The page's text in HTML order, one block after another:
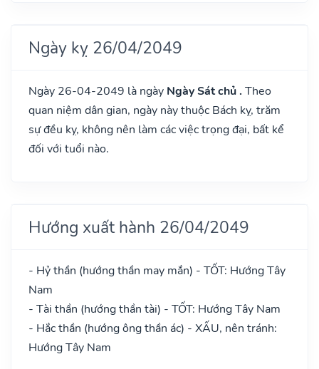
Ngày kỵ 26/04/2049
Ngày 26-04-2049 là ngày Ngày Sát chủ . Theo
quan niệm dân gian, ngày này thuộc Bách kỵ, trăm
sự đều kỵ, không nên làm các việc trọng đại, bất kể
đối với tuổi nào.
Hướng xuất hành 26/04/2049
- Hỷ thần (hướng thần may mắn) - TỐT: Hướng Tây
Nam
- Tài thần (hướng thần tài) - TỐT: Hướng Tây Nam
- Hắc thần (hướng ông thần ác) - XẤU, nên tránh:
Hướng Tây Nam